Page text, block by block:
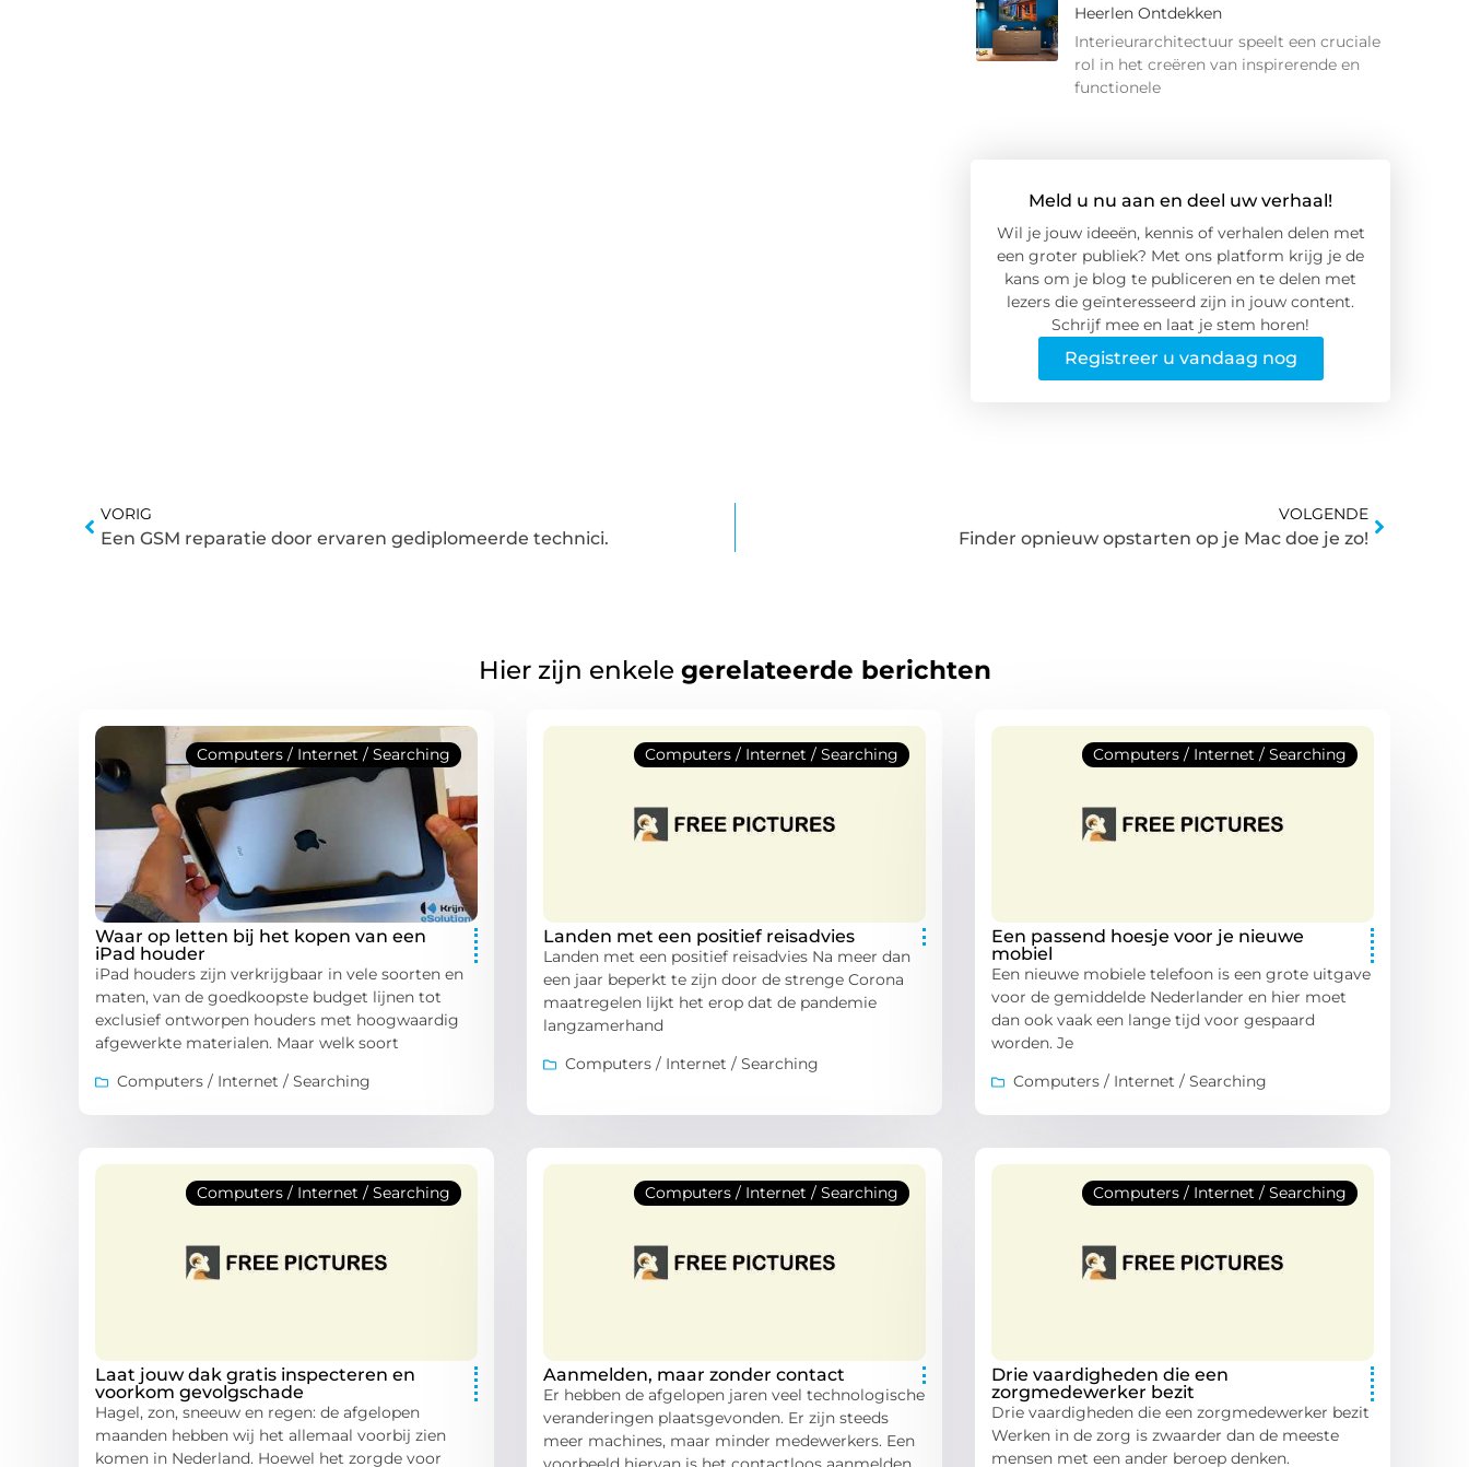
Heerlen Ontdekken
Interieurarchitectuur speelt een cruciale
rol in het creëren van inspirerende en
functionele
Meld u nu aan en deel uw verhaal!
Wil je jouw ideeën, kennis of verhalen delen met
een groter publiek? Met ons platform krijg je de
kans om je blog te publiceren en te delen met
lezers die geïnteresseerd zijn in jouw content.
Schrijf mee en laat je stem horen!
Registreer u vandaag nog
VORIG
Een GSM reparatie door ervaren gediplomeerde technici.
VOLGENDE
Finder opnieuw opstarten op je Mac doe je zo!
Hier zijn enkele gerelateerde berichten
Computers / Internet / Searching
Waar op letten bij het kopen van een
iPad houder
iPad houders zijn verkrijgbaar in vele soorten en
maten, van de goedkoopste budget lijnen tot
exclusief ontworpen houders met hoogwaardig
afgewerkte materialen. Maar welk soort
Computers / Internet / Searching
Computers / Internet / Searching
Landen met een positief reisadvies
Landen met een positief reisadvies Na meer dan
een jaar beperkt te zijn door de strenge Corona
maatregelen lijkt het erop dat de pandemie
langzamerhand
Computers / Internet / Searching
Computers / Internet / Searching
Een passend hoesje voor je nieuwe
mobiel
Een nieuwe mobiele telefoon is een grote uitgave
voor de gemiddelde Nederlander en hier moet
dan ook vaak een lange tijd voor gespaard
worden. Je
Computers / Internet / Searching
Computers / Internet / Searching
Laat jouw dak gratis inspecteren en
voorkom gevolgschade
Hagel, zon, sneeuw en regen: de afgelopen
maanden hebben wij het allemaal voorbij zien
komen in Nederland. Hoewel het zorgde voor
Computers / Internet / Searching
Aanmelden, maar zonder contact
Er hebben de afgelopen jaren veel technologische
veranderingen plaatsgevonden. Er zijn steeds
meer machines, maar minder medewerkers. Een
Computers / Internet / Searching
Drie vaardigheden die een
zorgmedewerker bezit
Drie vaardigheden die een zorgmedewerker bezit
Werken in de zorg is zwaarder dan de meeste
mensen met een ander beroep denken.